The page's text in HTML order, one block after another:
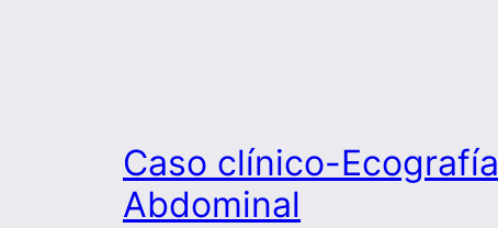
Caso clínico-Ecografía
Abdominal